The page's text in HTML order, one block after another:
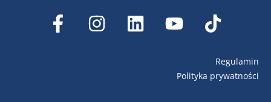
Regulamin
Polityka prywatności